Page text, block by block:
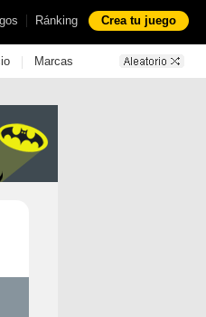
| Ránking Crea tu juego
| Marcas